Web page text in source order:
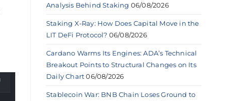
Analysis Behind Staking 06/08/2026
Staking X-Ray: How Does Capital Move in the
LIT DeFi Protocol? 06/08/2026
Cardano Warms Its Engines: ADA’s Technical
Breakout Points to Structural Changes on Its
Daily Chart 06/08/2026
Stablecoin War: BNB Chain Loses Ground to